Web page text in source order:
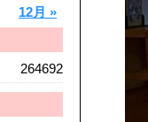
12月 »
264692